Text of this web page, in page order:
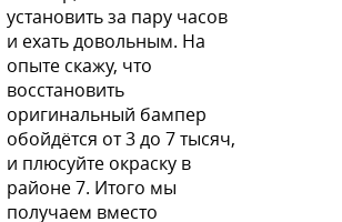
D01 - BLACK (Черный)
D01 - BLACK (Черный)
установить за пару часов
и ехать довольным. На
опыте скажу, что
восстановить
оригинальный бампер
обойдётся от 3 до 7 тысяч,
и плюсуйте окраску в
районе 7. Итого мы
получаем вместо